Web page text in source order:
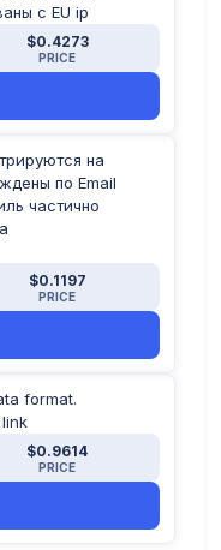
с EU ip
$0.4273
PRICE
на
по Email
частично
$0.1197
PRICE
format.
$0.9614
PRICE